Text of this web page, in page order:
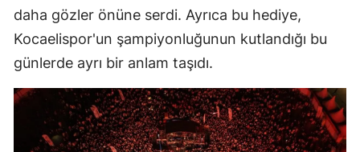
daha gözler önüne serdi. Ayrıca bu hediye,
Kocaelispor'un şampiyonluğunun kutlandığı bu
günlerde ayrı bir anlam taşıdı.